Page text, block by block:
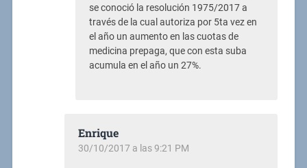
se conoció la resolución 1975/2017 a
través de la cual autoriza por 5ta vez en
el año un aumento en las cuotas de
medicina prepaga, que con esta suba
acumula en el año un 27%.
Enrique
30/10/2017 a las 9:21 PM